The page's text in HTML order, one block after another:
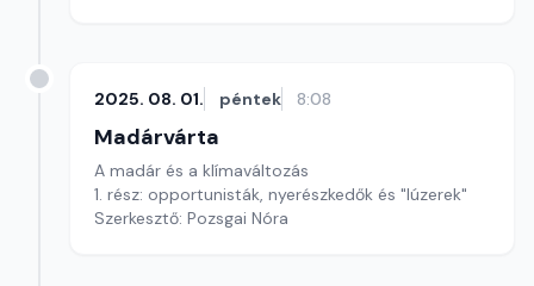
2025. 08. 01. péntek 8:08
Madárvárta
A madár és a klímaváltozás
1. rész: opportunisták, nyerészkedők és "lúzerek"
Szerkesztő: Pozsgai Nóra